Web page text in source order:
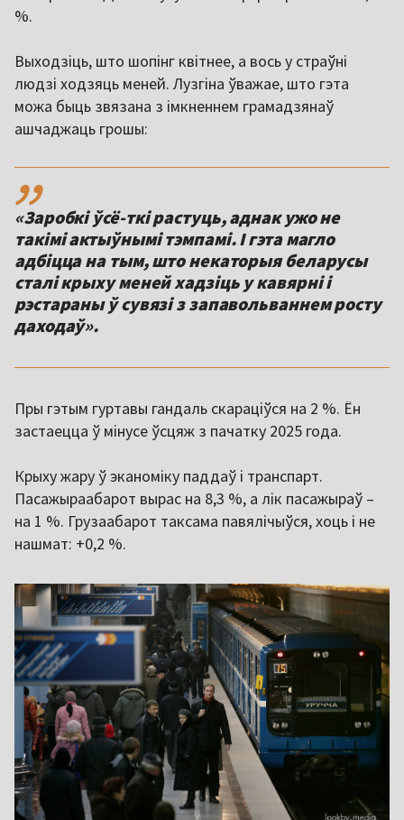
%.
Выходзіць, што шопінг квітнее, а вось у страўні
людзі ходзяць меней. Лузгіна ўважае, што гэта
можа быць звязана з імкненнем грамадзянаў
ашчаджаць грошы:
,,
«Заробкі ўсё-ткі растуць, аднак ужо не
такімі актыўнымі тэмпамі. І гэта магло
адбіцца на тым, што некаторыя беларусы
сталі крыху меней хадзіць у кавярні і
рэстараны ў сувязі з запавольваннем росту
даходаў».
Пры гэтым гуртавы гандаль скараціўся на 2 %. Ён
застаецца ў мінусе ўсцяж з пачатку 2025 года.
Крыху жару ў эканоміку паддаў і транспарт.
Пасажыраабарот вырас на 8,3 %, а лік пасажыраў –
на 1 %. Грузаабарот таксама павялічыўся, хоць і не
нашмат: +0,2 %.